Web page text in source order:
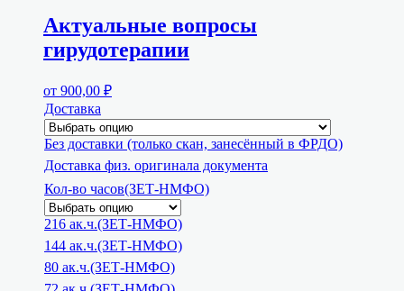
Актуальные вопросы
гирудотерапии
от 900,00 ₽
Доставка
Без доставки (только скан, занесённый в ФРДО)
Доставка физ. оригинала документа
Кол-во часов(ЗЕТ-НМФО)
216 ак.ч.(ЗЕТ-НМФО)
144 ак.ч.(ЗЕТ-НМФО)
80 ак.ч.(ЗЕТ-НМФО)